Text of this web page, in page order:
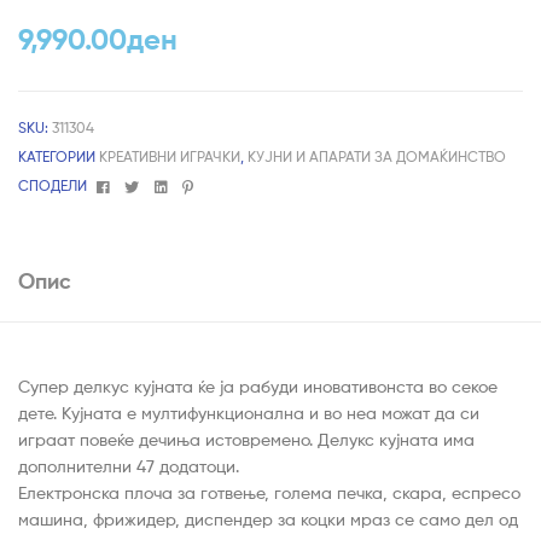
9,990.00ден
SKU: 311304
КАТЕГОРИИ КРЕАТИВНИ ИГРАЧКИ КУЈНИ И АПАРАТИ ЗА ДОМАЌИНСТВО
СПОДЕЛИ
FacebookTwitterLinkedin
Pinterest
Опис
Супер делкус кујната ќе ја рабуди иновативонста во секое
дете. Кујната е мултифункционална и во неа можат да си
играат повеќе дечиња истовремено. Делукс кујната има
дополнителни 47 додатоци.
Електронска плоча за готвење, голема печка, скара, еспресо
машина, фрижидер, диспендер за коцки мраз се само дел од